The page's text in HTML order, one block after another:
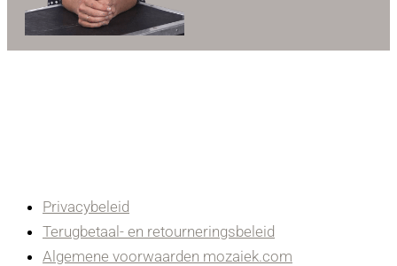
Privacybeleid
Terugbetaal- en retourneringsbeleid
Algemene voorwaarden mozaiek.com